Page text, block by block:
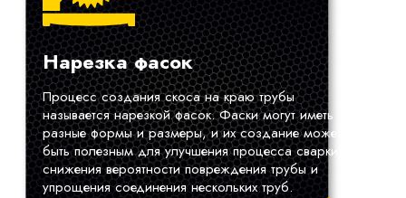
Нарезка фасок
Процесс создания скоса на краю трубы
называется нарезкой фасок. Фаски могут иметь
разные формы и размеры, и их создание может
быть полезным для улучшения процесса сварки,
снижения вероятности повреждения трубы и
упрощения соединения нескольких труб.